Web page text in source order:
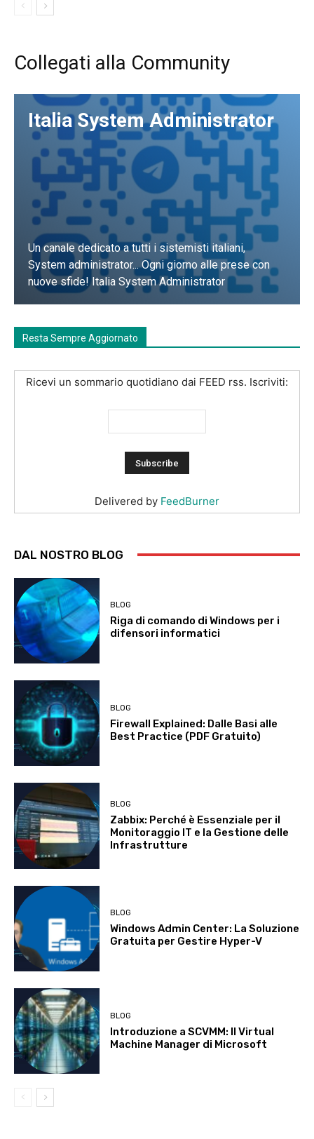
Collegati alla Community
Italia System Administrator
Un canale dedicato a tutti i sistemisti italiani,
System administrator... Ogni giorno alle prese con
nuove sfide! Italia System Administrator
Unisciti a Noi
Resta Sempre Aggiornato
Ricevi un sommario quotidiano dai FEED rss. Iscriviti:
Delivered by FeedBurner
DAL NOSTRO BLOG
BLOG
Riga di comando di Windows per i
difensori informatici
BLOG
Firewall Explained: Dalle Basi alle
Best Practice (PDF Gratuito)
BLOG
Zabbix: Perché è Essenziale per il
Monitoraggio IT e la Gestione delle
Infrastrutture
BLOG
Windows Admin Center: La Soluzione
Gratuita per Gestire Hyper-V
BLOG
Introduzione a SCVMM: Il Virtual
Machine Manager di Microsoft